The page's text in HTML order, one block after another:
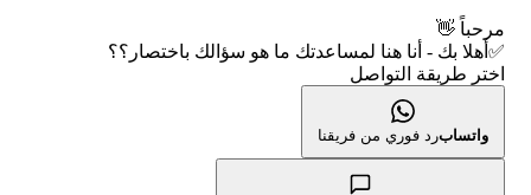
📋 جميع الأسهم
🕌 الأسهم الحلال
👨‍🏫 العلماء والهيئات الشرعية
🧮 حاسبة متوسط سعر السهم
📅 التقويم الاقتصادي
🕐 أوقات عمل السوق
شروط الاستخدام
سياسة الخصوصية
مرحباً 👋
✅أهلا بك - أنا هنا لمساعدتك ما هو سؤالك باختصار؟؟
اختر طريقة التواصل
واتسابرد فوري من فريقنا